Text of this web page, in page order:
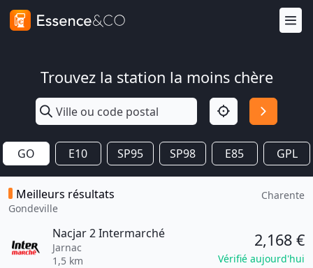
Trouvez la station la moins chère
GO E10 SP95 SP98 E85 GPL
Meilleurs résultats
Gondeville
Charente
Nacjar 2 Intermarché
Jarnac
1,5 km
2,168 €
Vérifié aujourd'hui